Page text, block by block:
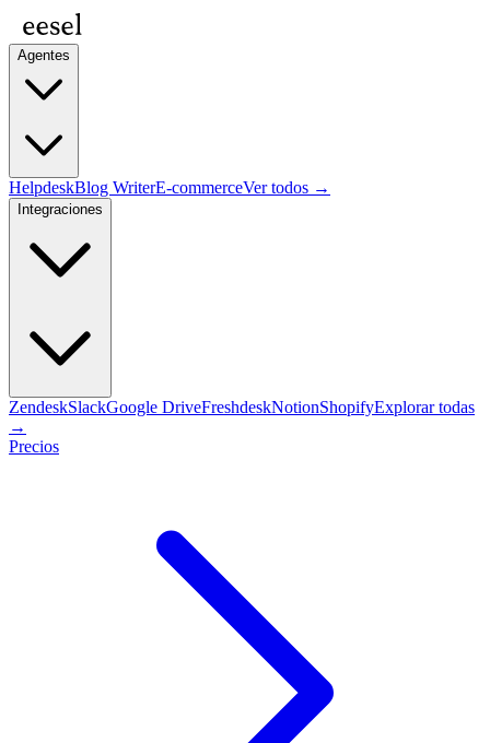
Agentes
HelpdeskBlog WriterE-commerceVer todos →
Integraciones
ZendeskSlackGoogle DriveFreshdeskNotionShopifyExplorar todas
→
Precios